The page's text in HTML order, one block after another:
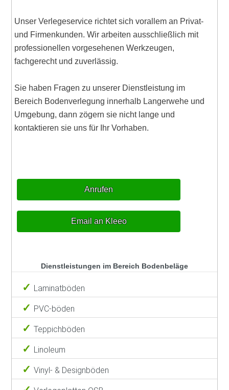
Unser Verlegeservice richtet sich vorallem an Privat-
und Firmenkunden. Wir arbeiten ausschließlich mit
professionellen vorgesehenen Werkzeugen,
fachgerecht und zuverlässig.
Sie haben Fragen zu unserer Dienstleistung im
Bereich Bodenverlegung innerhalb Langerwehe und
Umgebung, dann zögern sie nicht lange und
kontaktieren sie uns für Ihr Vorhaben.
Anrufen
Email an Kleeo
Dienstleistungen im Bereich Bodenbeläge
Laminatböden
PVC-böden
Teppichböden
Linoleum
Vinyl- & Designböden